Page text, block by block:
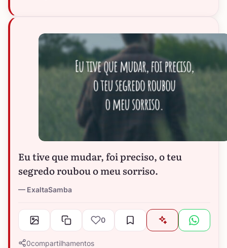
Eu tive que mudar, foi preciso, o teu
segredo roubou o meu sorriso.
ExaltaSamba
0
0compartilhamentos